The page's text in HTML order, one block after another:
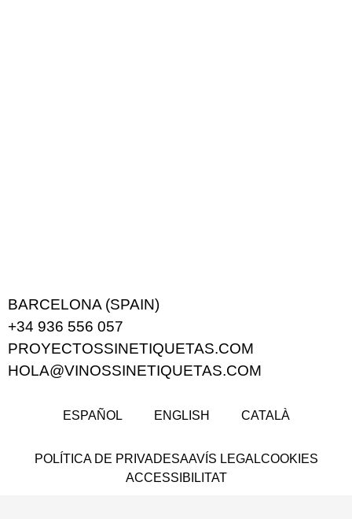
BARCELONA (SPAIN)
+34 936 556 057
PROYECTOSSINETIQUETAS.COM
HOLA@VINOSSINETIQUETAS.COM
ESPAÑOL ENGLISH CATALÀ
POLÍTICA DE PRIVADESAAVÍS LEGALCOOKIES
ACCESSIBILITAT